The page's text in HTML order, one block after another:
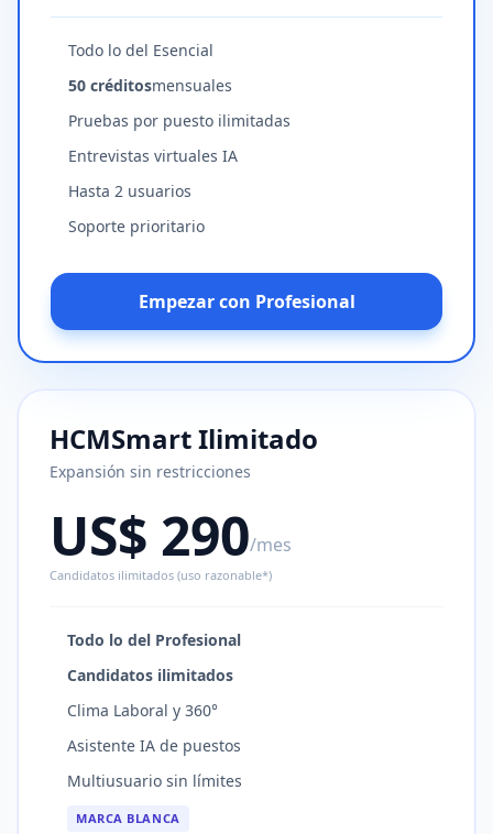
Todo lo del Esencial
50 créditosmensuales
Pruebas por puesto ilimitadas
Entrevistas virtuales IA
Hasta 2 usuarios
Soporte prioritario
Empezar con Profesional
HCMSmart Ilimitado
Expansión sin restricciones
US$ 290/mes
Candidatos ilimitados (uso razonable*)
Todo lo del Profesional
Candidatos ilimitados
Clima Laboral y 360°
Asistente IA de puestos
Multiusuario sin límites
MARCA BLANCA